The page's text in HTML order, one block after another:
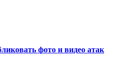
фото и видео атак